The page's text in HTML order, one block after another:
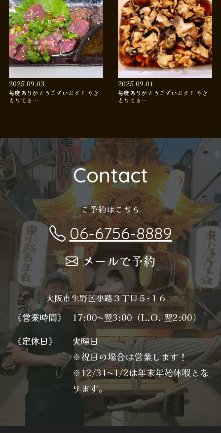
2025.09.03
毎度ありがとうございます！ やき
とりてる…
2025.09.01
毎度ありがとうございます！ やき
とりてる…
Contact
ご予約はこちら
06-6756-8889
メールで予約
大阪市生野区小路３丁目５−１６
《営業時間》
17:00〜翌3:00（L.O. 翌2:00）
《定休日》
火曜日
※祝日の場合は営業します！
※12/31〜1/2は年末年始休暇とな
ります。